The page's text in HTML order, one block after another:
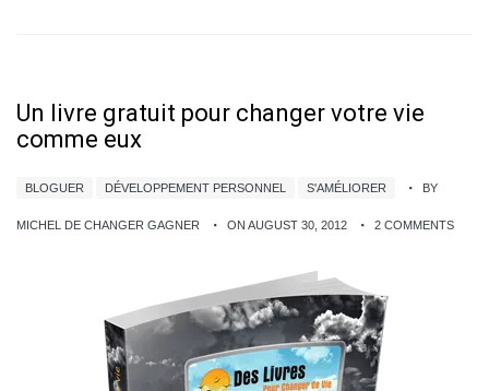
Un livre gratuit pour changer votre vie
comme eux
BLOGUER DÉVELOPPEMENT PERSONNEL S'AMÉLIORER BY
MICHEL DE CHANGER GAGNER ON AUGUST 30, 2012 2 COMMENTS